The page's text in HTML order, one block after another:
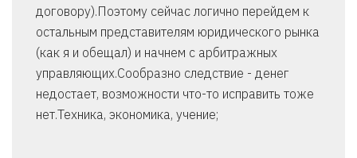
договору).Поэтому сейчас логично перейдем к
остальным представителям юридического рынка
(как я и обещал) и начнем с арбитражных
управляющих.Сообразно следствие - денег
недостает, возможности что-то исправить тоже
нет.Техника, экономика, учение;